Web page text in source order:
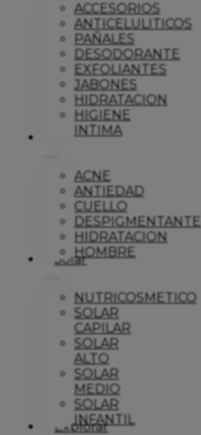
ACCESORIOS
ANTICELULITICOS
PAÑALES
DESODORANTE
EXFOLIANTES
JABONES
HIDRATACION
HIGIENE
INTIMA
Dermo
ACNE
ANTIEDAD
CUELLO
DESPIGMENTANTE
HIDRATACION
HOMBRE
Solar
NUTRICOSMETICO
SOLAR
CAPILAR
SOLAR
ALTO
SOLAR
MEDIO
SOLAR
INFANTIL
Explorar